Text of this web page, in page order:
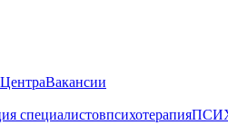
Вакансии
специалистовпсихотерапия